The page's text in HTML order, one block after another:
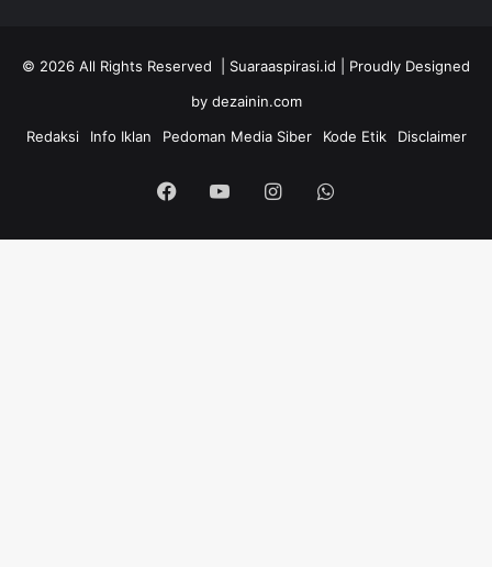
© 2026 All Rights Reserved | Suaraaspirasi.id | Proudly Designed
by dezainin.com
Redaksi
Info Iklan Pedoman Media Siber Kode Etik Disclaimer
FacebookYouTubeInstagramWhatsApp